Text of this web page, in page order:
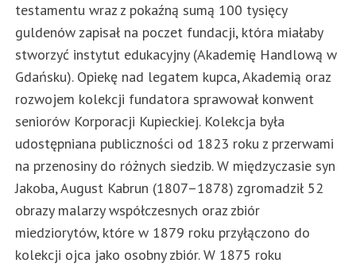
testamentu wraz z pokaźną sumą 100 tysięcy
guldenów zapisał na poczet fundacji, która miałaby
stworzyć instytut edukacyjny (Akademię Handlową w
Gdańsku). Opiekę nad legatem kupca, Akademią oraz
rozwojem kolekcji fundatora sprawował konwent
seniorów Korporacji Kupieckiej. Kolekcja była
udostępniana publiczności od 1823 roku z przerwami
na przenosiny do różnych siedzib. W międzyczasie syn
Jakoba, August Kabrun (1807–1878) zgromadził 52
obrazy malarzy współczesnych oraz zbiór
miedziorytów, które w 1879 roku przyłączono do
kolekcji ojca jako osobny zbiór. W 1875 roku